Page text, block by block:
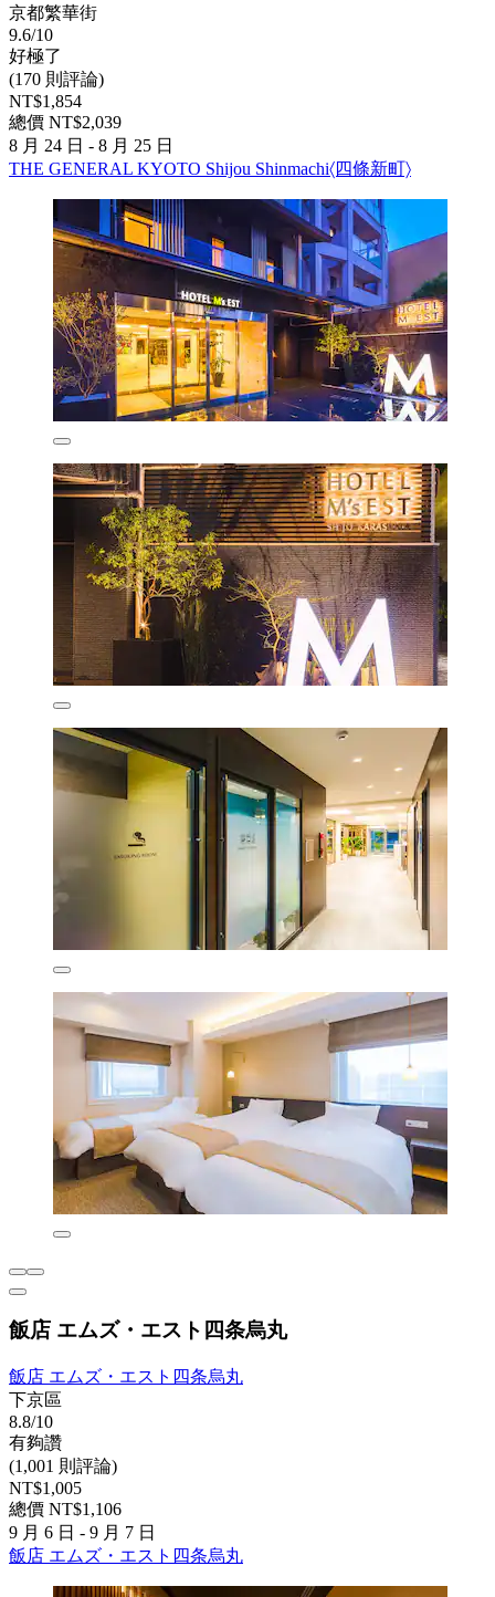
京都繁華街
9.6/10
好極了
(170 則評論)
NT$1,854
總價 NT$2,039
8 月 24 日 - 8 月 25 日
THE GENERAL KYOTO Shijou Shinmachi〈四條新町〉
飯店 エムズ・エスト四条烏丸
飯店 エムズ・エスト四条烏丸
下京區
8.8/10
有夠讚
(1,001 則評論)
NT$1,005
總價 NT$1,106
9 月 6 日 - 9 月 7 日
飯店 エムズ・エスト四条烏丸